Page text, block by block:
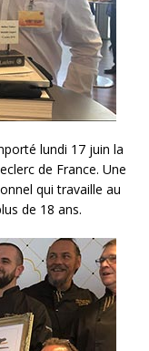
lundi 17 juin la
de France. Une
qui travaille au
de 18 ans.